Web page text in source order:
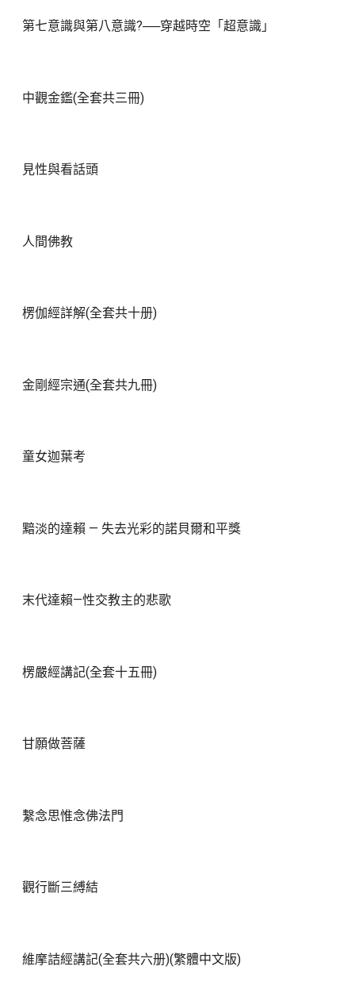
第七意識與第八意識?──穿越時空「超意識」
中觀金鑑(全套共三冊)
見性與看話頭
人間佛教
楞伽經詳解(全套共十册)
金剛經宗通(全套共九冊)
童女迦葉考
黯淡的達賴 — 失去光彩的諾貝爾和平獎
末代達賴—性交教主的悲歌
楞嚴經講記(全套十五冊)
甘願做菩薩
繫念思惟念佛法門
觀行斷三縛結
維摩詰經講記(全套共六册)(繁體中文版)